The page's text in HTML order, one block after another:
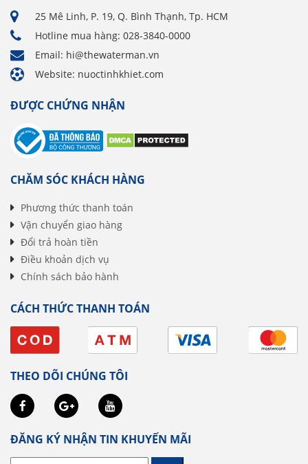
25 Mê Linh, P. 19, Q. Bình Thạnh, Tp. HCM
Hotline mua hàng: 028-3840-0000
Email: hi@thewaterman.vn
Website: nuoctinhkhiet.com
ĐƯỢC CHỨNG NHẬN
CHĂM SÓC KHÁCH HÀNG
Phương thức thanh toán
Vận chuyển giao hàng
Đổi trả hoàn tiền
Điều khoản dịch vụ
Chính sách bảo hành
CÁCH THỨC THANH TOÁN
THEO DÕI CHÚNG TÔI
ĐĂNG KÝ NHẬN TIN KHUYẾN MÃI